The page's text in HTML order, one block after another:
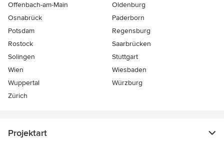
Offenbach-am-Main
Oldenburg
Osnabrück
Paderborn
Potsdam
Regensburg
Rostock
Saarbrücken
Solingen
Stuttgart
Wien
Wiesbaden
Wuppertal
Würzburg
Zürich
Projektart